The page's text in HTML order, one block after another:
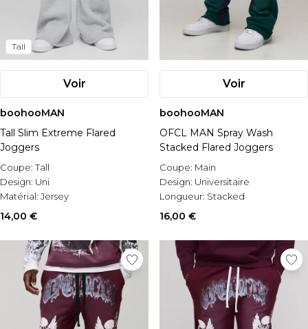
Tall
Voir
boohooMAN
Tall Slim Extreme Flared
Joggers
Coupe:Tall
Design: Uni
Matérial: Jersey
14,00 €
Voir
boohooMAN
OFCL MAN Spray Wash
Stacked Flared Joggers
Coupe: Main
Design: Universitaire
Longueur: Stacked
16,00 €